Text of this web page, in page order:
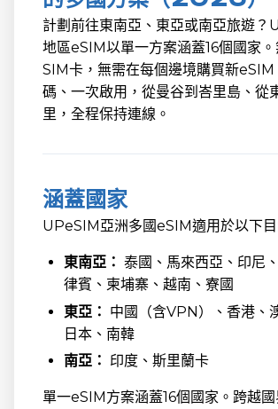
計劃前往東南亞、東亞或南亞旅遊？
地區eSIM以單一方案涵蓋16個國家
SIM卡，無需在每個邊境購買新
碼、一次啟用，從曼谷到峇里島、從
里，全程保持連線。
涵蓋國家
UPeSIM亞洲多國eSIM適用於以下目
東南亞： 泰國、馬來西亞、印尼
律賓、柬埔寨、越南、寮國
東亞： 中國（含VPN）、香港、
日本、南韓
南亞： 印度、斯里蘭卡
單一eSIM方案涵蓋16個國家。跨越